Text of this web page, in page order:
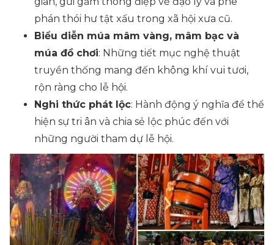
phán thói hư tật xấu trong xã hội xưa cũ.
Biểu diễn múa mâm vàng, mâm bạc và
múa đồ chơi: Những tiết mục nghệ thuật
truyền thống mang đến không khí vui tươi,
rộn ràng cho lễ hội.
Nghi thức phát lộc: Hành động ý nghĩa để thể
hiện sự tri ân và chia sẻ lộc phúc đến với
những người tham dự lễ hội.